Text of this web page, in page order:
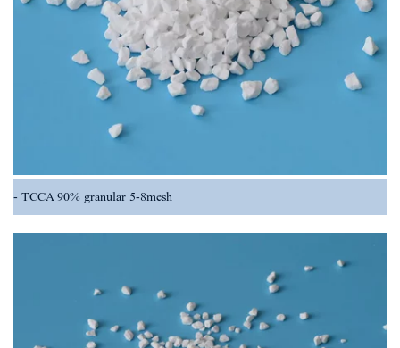
TCCA 90% granular 5-8mesh